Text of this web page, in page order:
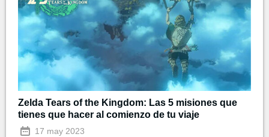
Zelda Tears of the Kingdom: Las 5 misiones que
tienes que hacer al comienzo de tu viaje
17 may 2023